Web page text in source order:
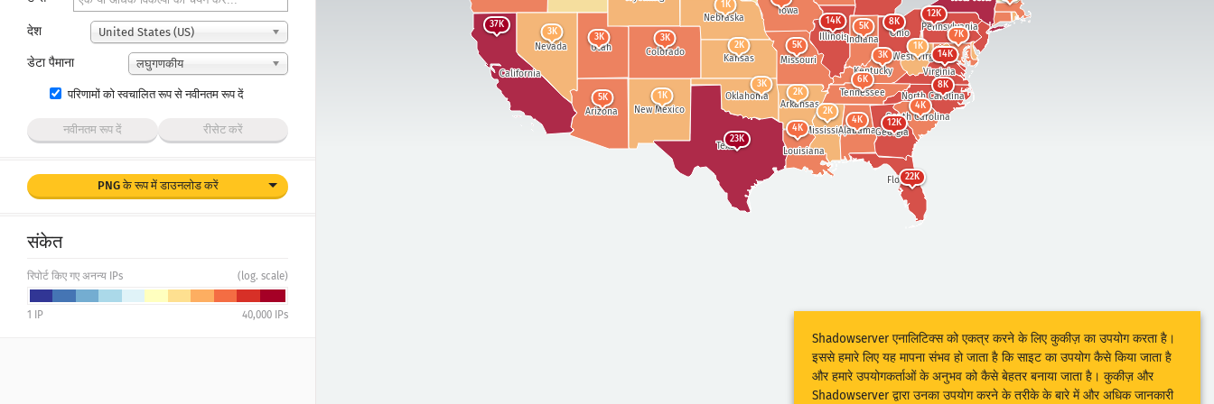
देश United States (US)
डेटा पैमाना लघुगणकीय
परिणामों को स्वचालित रूप से नवीनतम रूप दें
नवीनतम रूप दें रीसेट करें
PNG के रूप में डाउनलोड करें
संकेत
रिपोर्ट किए गए अनन्य IPs (log. scale)
1 IP 40,000 IPs
Ohio
Pennsylvania
Arizona
California
New Mexico
Texas
Louisiana
MississippiAlabama
Florida
Georgia
South Carolina
North Carolina
Virginia
Utah
Nevada Colorado
Nebraska
Kansas
Oklahoma
Iowa
Missouri
Illinois
Kentucky
Arkansas
Tennessee
West Virginia
Indiana
4K
5K 2K
37K
3K
22K
12K
14K 5K
2K
3K
4K
7K
2K
5K
1K
3K
1K
8K
8K
3K
12K
4K
6K
23K
3K
14K
1K
Shadowserver एनालिटिक्स को एकत्र करने के लिए कुकीज़ का उपयोग करता है।
इससे हमारे लिए यह मापना संभव हो जाता है कि साइट का उपयोग कैसे किया जाता है
और हमारे उपयोगकर्ताओं के अनुभव को कैसे बेहतर बनाया जाता है। कुकीज़ और
Shadowserver द्वारा उनका उपयोग करने के तरीके के बारे में और अधिक जानकारी